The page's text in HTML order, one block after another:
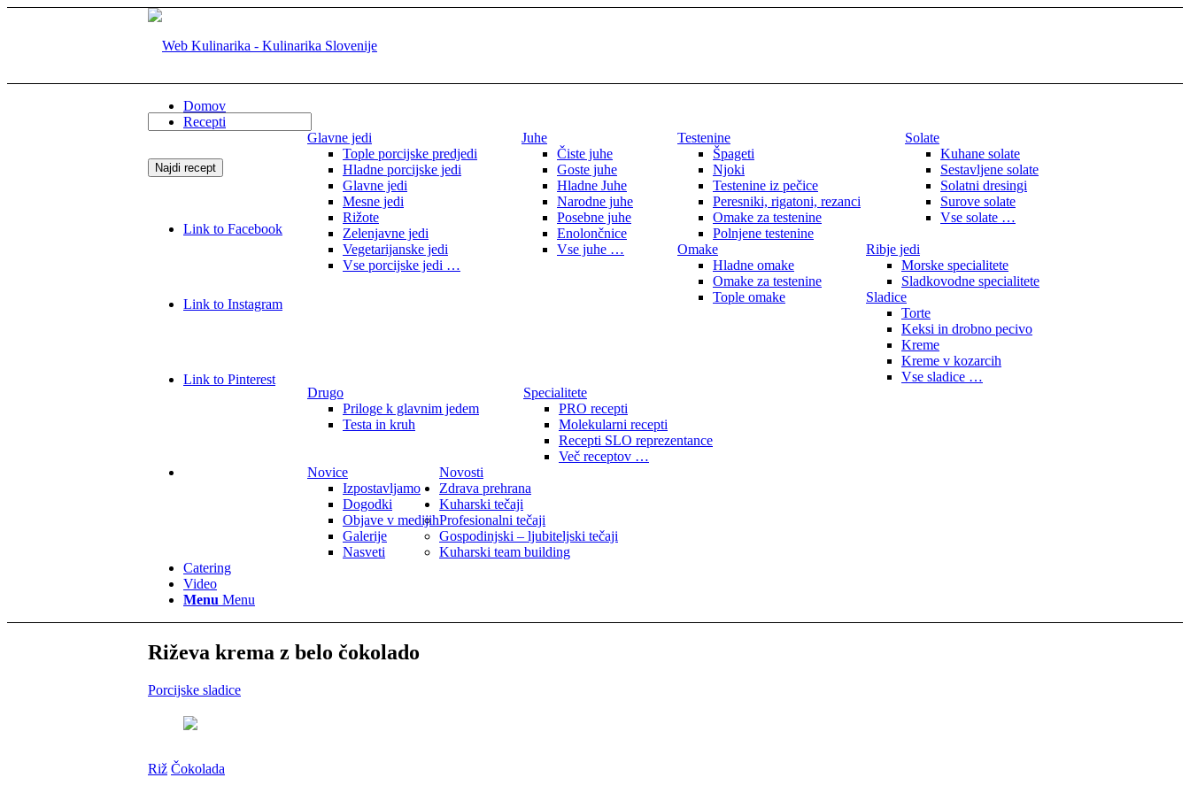
Link to Facebook
Link to Instagram
Link to Pinterest
Domov
Recepti
Glavne jedi
Tople porcijske predjedi
Hladne porcijske jedi
Glavne jedi
Mesne jedi
Rižote
Zelenjavne jedi
Vegetarijanske jedi
Vse porcijske jedi …
Juhe
Čiste juhe
Goste juhe
Hladne Juhe
Narodne juhe
Posebne juhe
Enolončnice
Vse juhe …
Testenine
Špageti
Njoki
Testenine iz pečice
Peresniki, rigatoni, rezanci
Omake za testenine
Polnjene testenine
Solate
Kuhane solate
Sestavljene solate
Solatni dresingi
Surove solate
Vse solate …
Omake
Hladne omake
Omake za testenine
Tople omake
Ribje jedi
Morske specialitete
Sladkovodne specialitete
Sladice
Torte
Keksi in drobno pecivo
Kreme
Kreme v kozarcih
Vse sladice …
Drugo
Priloge k glavnim jedem
Testa in kruh
Specialitete
PRO recepti
Molekularni recepti
Recepti SLO reprezentance
Več receptov …
Novosti
Novice
Izpostavljamo
Dogodki
Objave v medijih
Galerije
Nasveti
Zdrava prehrana
Kuharski tečaji
Profesionalni tečaji
Gospodinjski – ljubiteljski tečaji
Kuharski team building
Catering
Video
Menu Menu
Riževa krema z belo čokolado
Porcijske sladice
Riž Čokolada